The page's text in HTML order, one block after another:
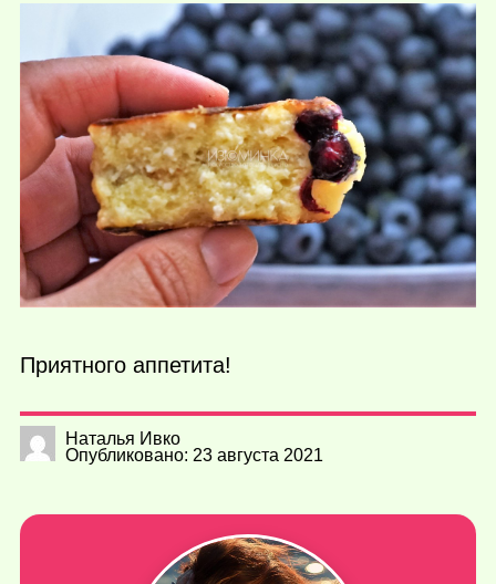
Приятного аппетита!
Наталья Ивко
Опубликовано: 23 августа 2021